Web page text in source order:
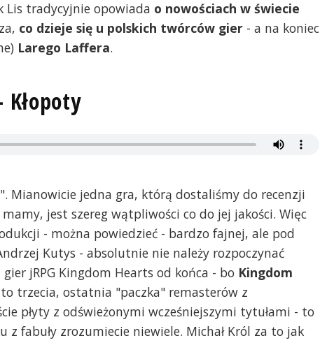
Lis tradycyjnie opowiada o nowościach w świecie
co dzieje się u polskich twórców gier - a na koniec
Larego Laffera.
Mianowicie jedna gra, którą dostaliśmy do recenzji
jest szereg wątpliwości co do jej jakości. Więc
- można powiedzieć - bardzo fajnej, ale pod
Kutys - absolutnie nie należy rozpoczynać
jRPG Kingdom Hearts od końca - bo Kingdom
to trzecia, ostatnia "paczka" remasterów z
płyty z odświeżonymi wcześniejszymi tytułami - to
fabuły zrozumiecie niewiele. Michał Król za to jak